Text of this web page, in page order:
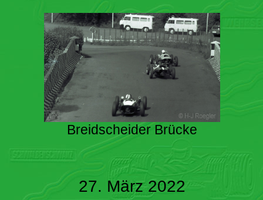
Breidscheider Brücke
27. März 2022